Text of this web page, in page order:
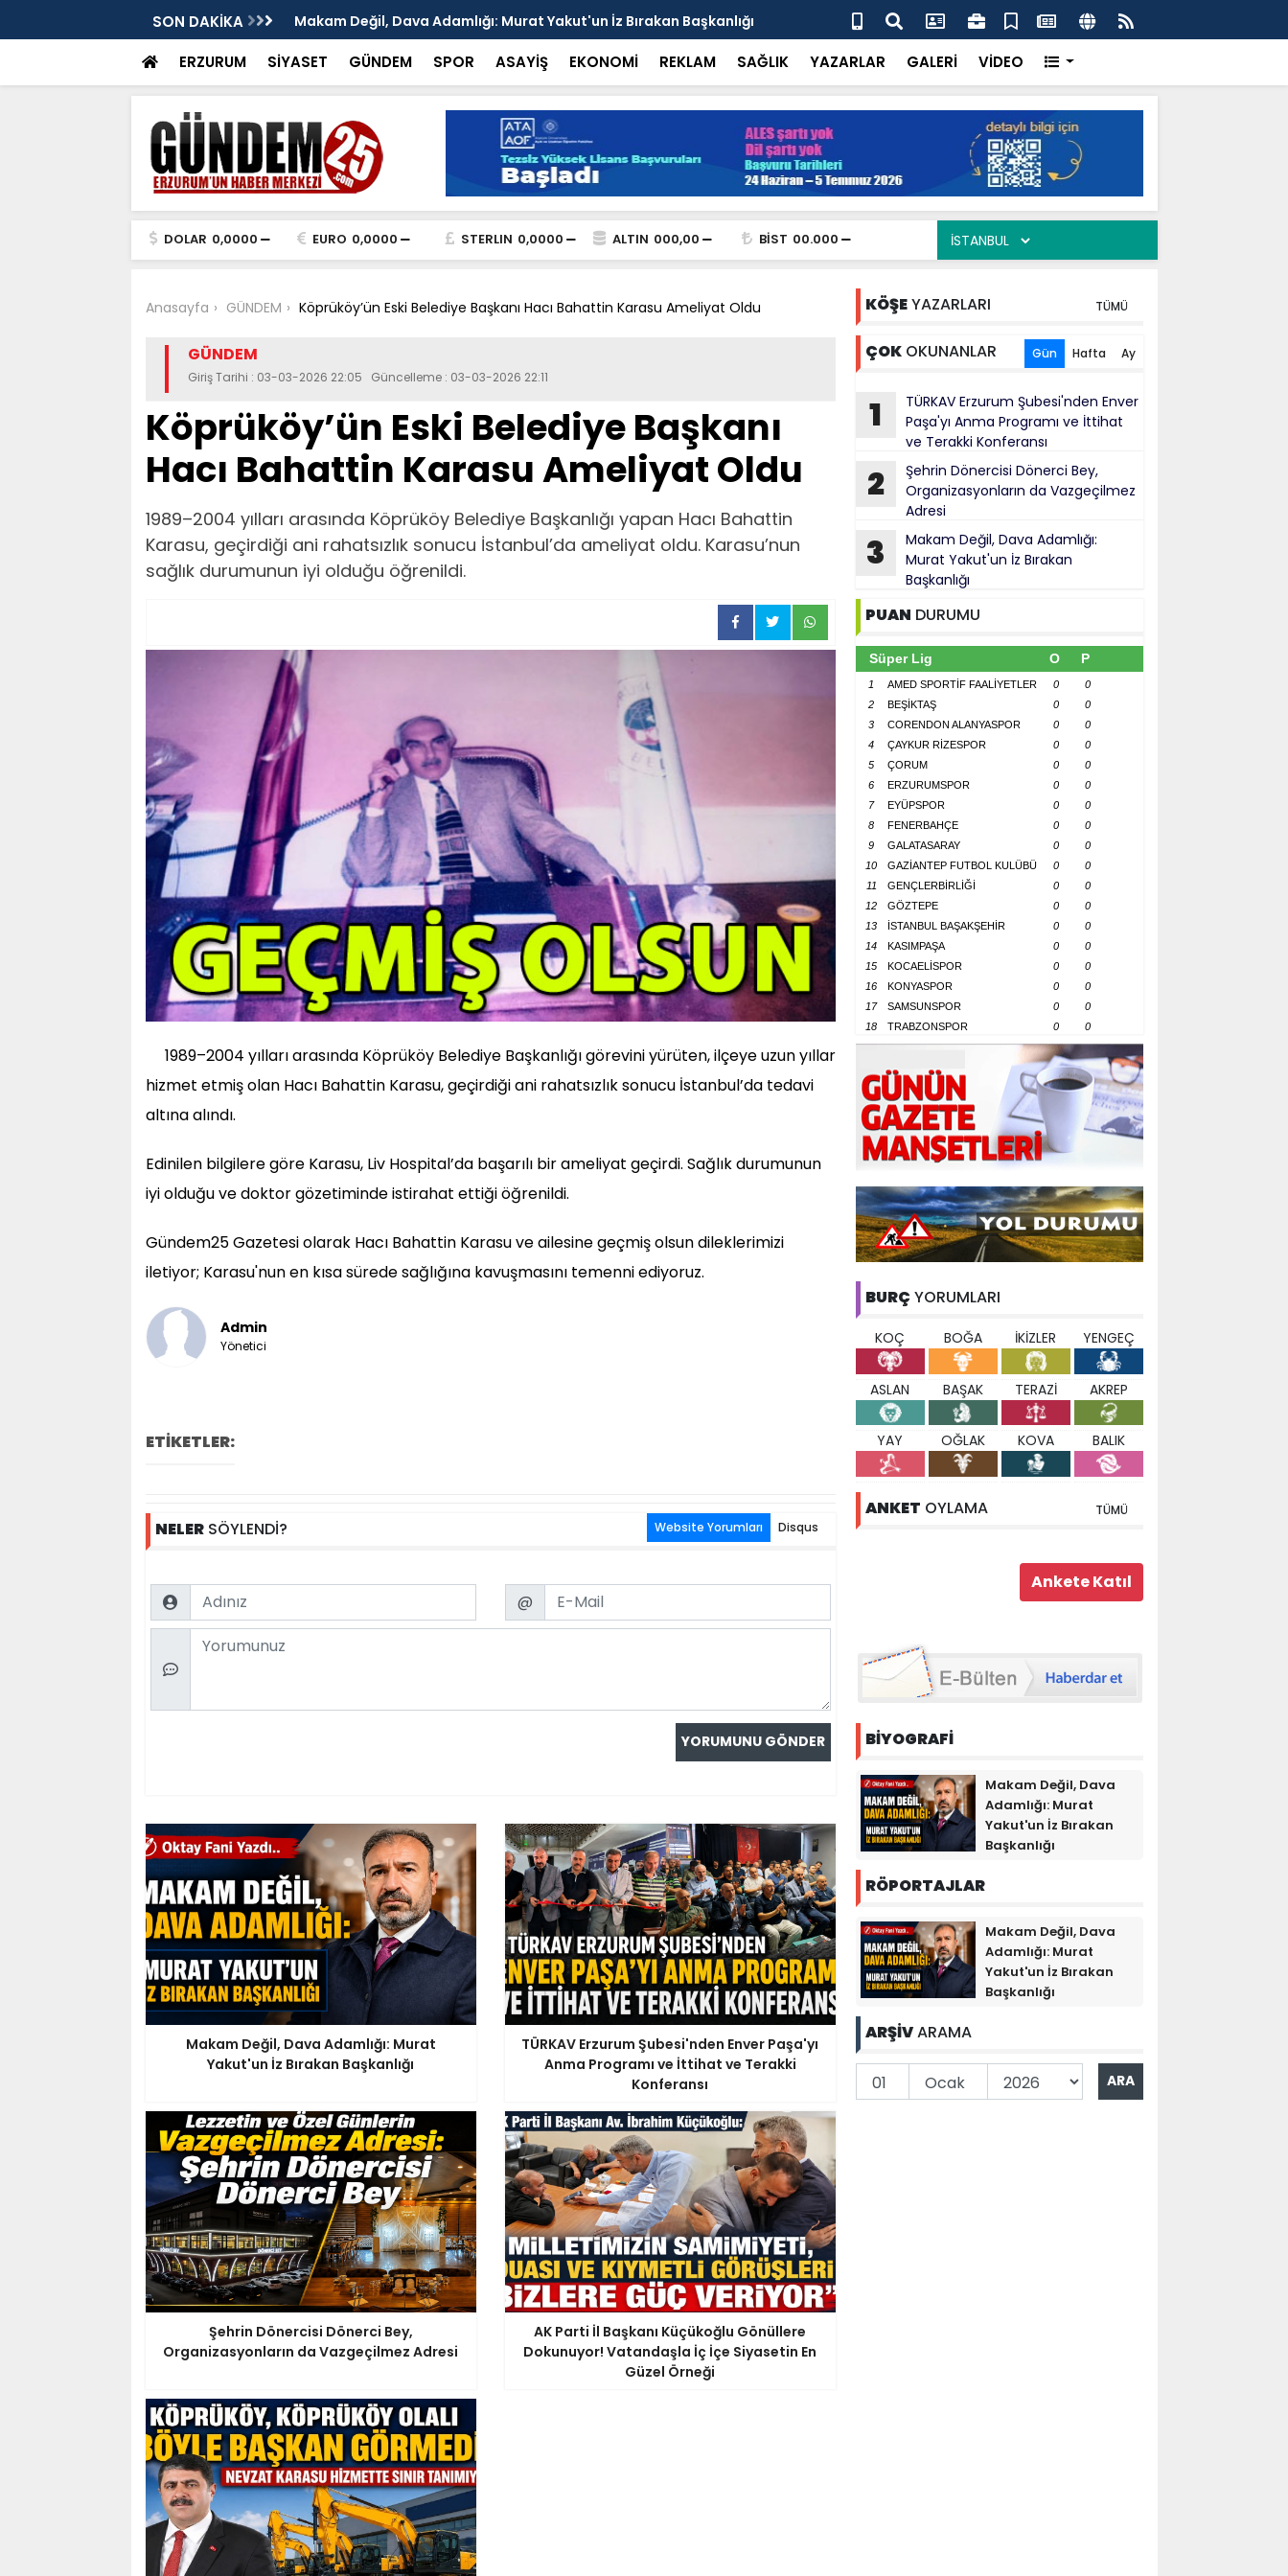
SON DAKİKA
Murat Yakut'un İz Bırakan Başkanlığı
TÜRKAV Erzurum Şubesi'nden Enver Paşa'yı Anma Programı ve İttihat
ve Terakki Konferansı
Şehrin Dönercisi Dönerci Bey, Organizasyonların da Vazgeçilmez
Adresi
ERZURUM SİYASET GÜNDEM SPOR ASAYİŞ EKONOMİ REKLAM SAĞLIK YAZARLAR GALERİ VİDEO
DOLAR 0,0000 EURO 0,0000 STERLIN 0,0000 ALTIN 000,00 BİST 00.000
Anasayfa GÜNDEM Köprüköy’ün Eski Belediye Başkanı Hacı Bahattin Karasu Ameliyat Oldu
GÜNDEM
Giriş Tarihi : 03-03-2026 22:05 Güncelleme : 03-03-2026 22:11
Köprüköy’ün Eski Belediye Başkanı
Hacı Bahattin Karasu Ameliyat Oldu
1989–2004 yılları arasında Köprüköy Belediye Başkanlığı yapan Hacı Bahattin
Karasu, geçirdiği ani rahatsızlık sonucu İstanbul’da ameliyat oldu. Karasu’nun
sağlık durumunun iyi olduğu öğrenildi.
1989–2004 yılları arasında Köprüköy Belediye Başkanlığı görevini yürüten, ilçeye uzun yıllar
hizmet etmiş olan Hacı Bahattin Karasu, geçirdiği ani rahatsızlık sonucu İstanbul’da tedavi
altına alındı.
Edinilen bilgilere göre Karasu, Liv Hospital’da başarılı bir ameliyat geçirdi. Sağlık durumunun
iyi olduğu ve doktor gözetiminde istirahat ettiği öğrenildi.
Gündem25 Gazetesi olarak Hacı Bahattin Karasu ve ailesine geçmiş olsun dileklerimizi
iletiyor; Karasu'nun en kısa sürede sağlığına kavuşmasını temenni ediyoruz.
Admin
Yönetici
ETİKETLER:
NELERSÖYLENDİ? Website Yorumları Disqus
Name Email
@
Comment
Makam Değil, Dava Adamlığı: Murat
Yakut'un İz Bırakan Başkanlığı
TÜRKAV Erzurum Şubesi'nden Enver Paşa'yı
Anma Programı ve İttihat ve Terakki
Konferansı
Şehrin Dönercisi Dönerci Bey,
Organizasyonların da Vazgeçilmez Adresi
AK Parti İl Başkanı Küçükoğlu Gönüllere
Dokunuyor! Vatandaşla İç İçe Siyasetin En
Güzel Örneği
KÖŞEYAZARLARI TÜMÜ
ÇOKOKUNANLAR Gün Hafta Ay
1
TÜRKAV Erzurum Şubesi'nden Enver
Paşa'yı Anma Programı ve İttihat
ve Terakki Konferansı
2
Şehrin Dönercisi Dönerci Bey,
Organizasyonların da Vazgeçilmez
Adresi
3
Makam Değil, Dava Adamlığı:
Murat Yakut'un İz Bırakan
Başkanlığı
PUAN DURUMU
Süper Lig O P
1 AMED SPORTİF FAALİYETLER 0
0
2
BEŞİKTAŞ 0
0
3
CORENDON ALANYASPOR 0
0
4
ÇAYKUR RİZESPOR 0
0
5
ÇORUM 0
0
6
ERZURUMSPOR 0
0
7
EYÜPSPOR 0
0
8
FENERBAHÇE 0
0
9
GALATASARAY 0
0
10
GAZİANTEP FUTBOL KULÜBÜ 0
0
11
GENÇLERBİRLİĞİ 0
0
12
GÖZTEPE 0
0
13
İSTANBUL BAŞAKŞEHİR 0
0
14
KASIMPAŞA 0
0
15
KOCAELİSPOR 0
0
16
KONYASPOR 0
0
17
SAMSUNSPOR 0
0
18
TRABZONSPOR 0 0
BURÇ YORUMLARI
KOÇ BOĞA İKİZLER YENGEÇ
ASLAN BAŞAK TERAZİ AKREP
YAY OĞLAK KOVA BALIK
ANKET OYLAMA TÜMÜ
BİYOGRAFİ
Makam Değil, Dava
Adamlığı: Murat
Yakut'un İz Bırakan
Başkanlığı
RÖPORTAJLAR
Makam Değil, Dava
Adamlığı: Murat
Yakut'un İz Bırakan
Başkanlığı
ARŞİVARAMA